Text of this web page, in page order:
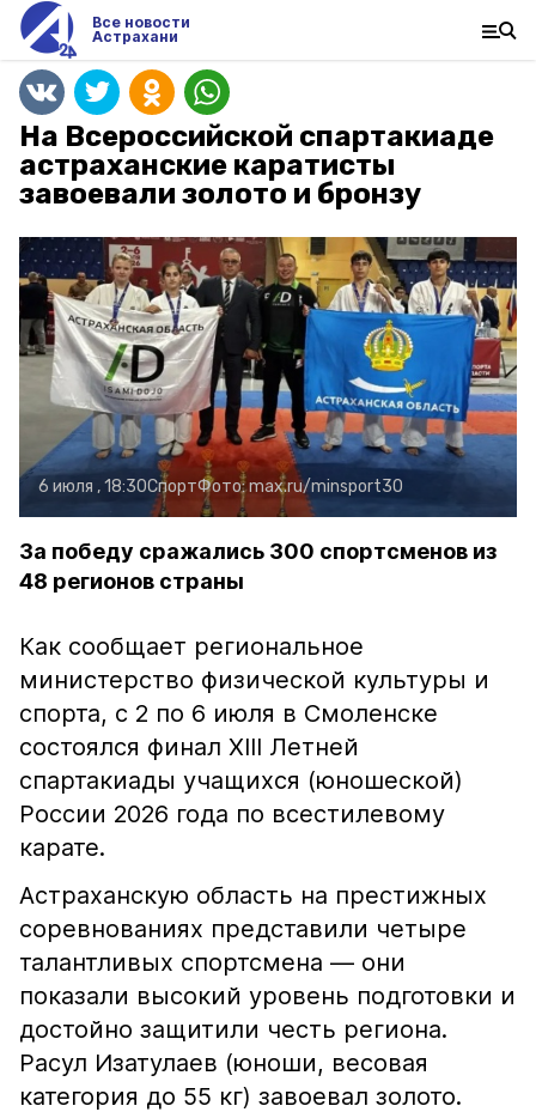
Все новости
Астрахани
На Всероссийской спартакиаде
астраханские каратисты
завоевали золото и бронзу
6 июля , 18:30СпортФото:max.ru/minsport30
За победу сражались 300 спортсменов из
48 регионов страны
Как сообщает региональное
министерство физической культуры и
спорта, с 2 по 6 июля в Смоленске
состоялся финал XIII Летней
спартакиады учащихся (юношеской)
России 2026 года по всестилевому
карате.
Астраханскую область на престижных
соревнованиях представили четыре
талантливых спортсмена — они
показали высокий уровень подготовки и
достойно защитили честь региона.
Расул Изатулаев (юноши, весовая
категория до 55 кг) завоевал золото.